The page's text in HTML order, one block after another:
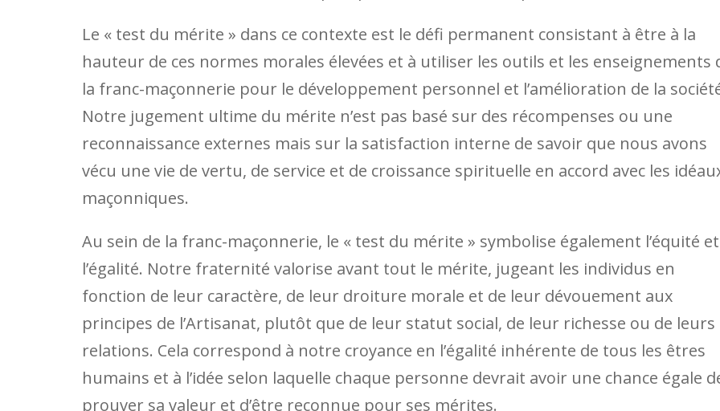
Le « test du mérite » dans ce contexte est le défi permanent consistant à être à la
hauteur de ces normes morales élevées et à utiliser les outils et les enseignements
la franc-maçonnerie pour le développement personnel et l’amélioration de la
Notre jugement ultime du mérite n’est pas basé sur des récompenses ou une
reconnaissance externes mais sur la satisfaction interne de savoir que nous avons
vécu une vie de vertu, de service et de croissance spirituelle en accord avec les
maçonniques.
Au sein de la franc-maçonnerie, le « test du mérite » symbolise également l’équité et
l’égalité. Notre fraternité valorise avant tout le mérite, jugeant les individus en
fonction de leur caractère, de leur droiture morale et de leur dévouement aux
principes de l’Artisanat, plutôt que de leur statut social, de leur richesse ou de leurs
relations. Cela correspond à notre croyance en l’égalité inhérente de tous les êtres
humains et à l’idée selon laquelle chaque personne devrait avoir une chance égale
prouver sa valeur et d’être reconnue pour ses mérites.